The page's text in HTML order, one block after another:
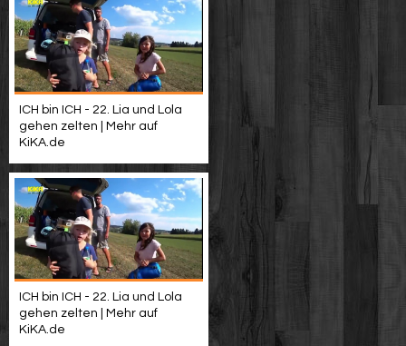
ICH bin ICH - 22. Lia und Lola
gehen zelten | Mehr auf
KiKA.de
ICH bin ICH - 22. Lia und Lola
gehen zelten | Mehr auf
KiKA.de